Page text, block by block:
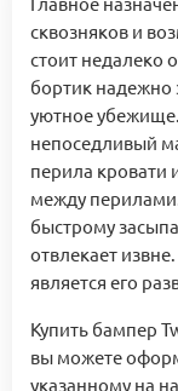
сквозняков и
стоит недалеко
бортик надежно
уютное
непоседливый
перила кровати
между
быстрому
отвлекает
является его
Купить бампер
вы можете
указанному на